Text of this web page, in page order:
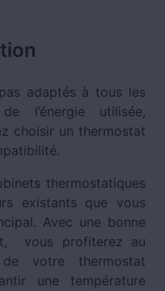
adaptés à tous les
l’énergie utilisée,
choisir un thermostat
thermostatiques
existants que vous
Avec une bonne
vous profiterez au
votre thermostat
une température